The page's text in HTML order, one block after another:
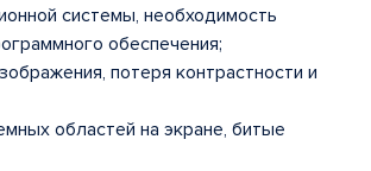
системы, необходимость
обеспечения;
потеря контрастности и
областей на экране, битые